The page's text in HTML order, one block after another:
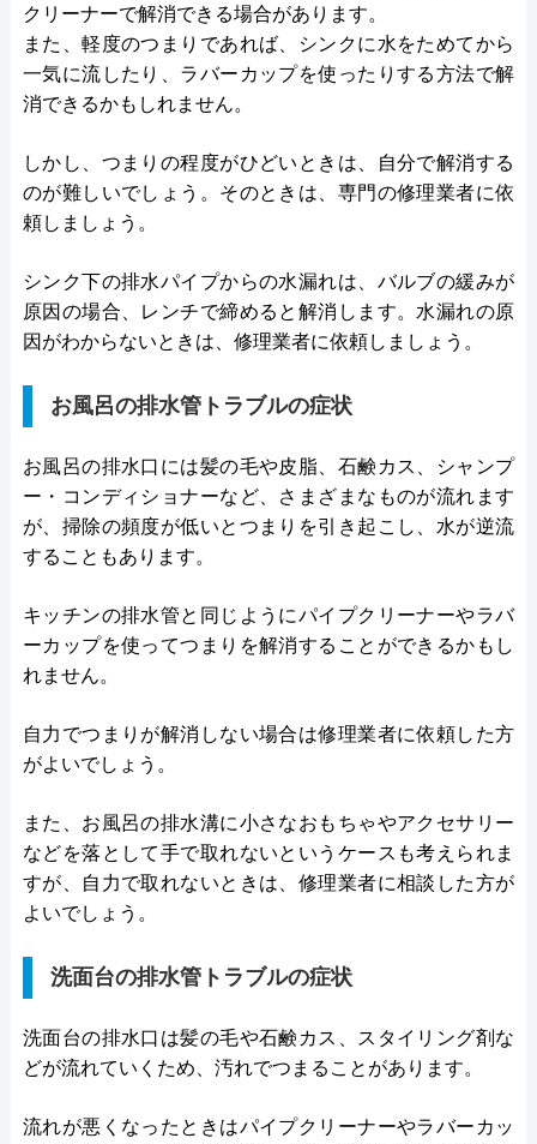
クリーナーで解消できる場合があります。
また、軽度のつまりであれば、シンクに水をためてから
一気に流したり、ラバーカップを使ったりする方法で解
消できるかもしれません。
しかし、つまりの程度がひどいときは、自分で解消する
のが難しいでしょう。そのときは、専門の修理業者に依
頼しましょう。
シンク下の排水パイプからの水漏れは、バルブの緩みが
原因の場合、レンチで締めると解消します。水漏れの原
因がわからないときは、修理業者に依頼しましょう。
お風呂の排水管トラブルの症状
お風呂の排水口には髪の毛や皮脂、石鹸カス、シャンプ
ー・コンディショナーなど、さまざまなものが流れます
が、掃除の頻度が低いとつまりを引き起こし、水が逆流
することもあります。
キッチンの排水管と同じようにパイプクリーナーやラバ
ーカップを使ってつまりを解消することができるかもし
れません。
自力でつまりが解消しない場合は修理業者に依頼した方
がよいでしょう。
また、お風呂の排水溝に小さなおもちゃやアクセサリー
などを落として手で取れないというケースも考えられま
すが、自力で取れないときは、修理業者に相談した方が
よいでしょう。
洗面台の排水管トラブルの症状
洗面台の排水口は髪の毛や石鹸カス、スタイリング剤な
どが流れていくため、汚れでつまることがあります。
流れが悪くなったときはパイプクリーナーやラバーカッ